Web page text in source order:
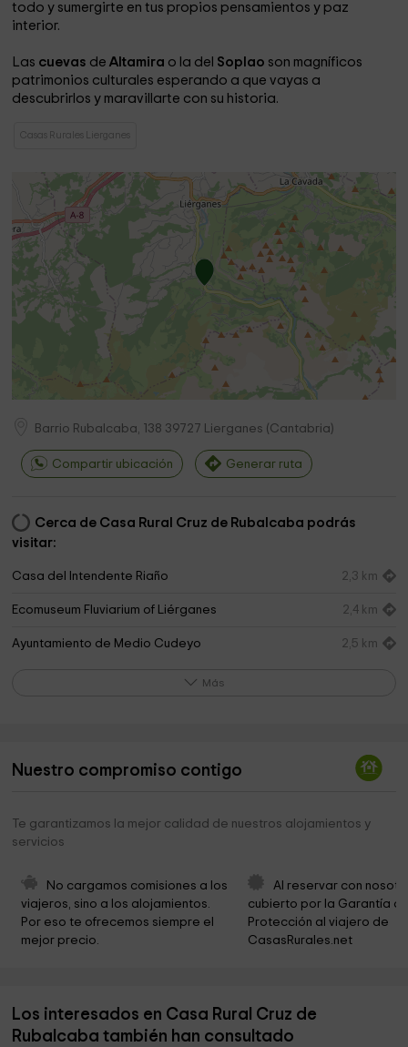
todo y sumergirte en tus propios pensamientos y paz
interior.
Las cuevas deAltamira o la del Soplao son magníficos
patrimonios culturales esperando a que vayas a
descubrirlos y maravillarte con su historia.
Casas Rurales Lierganes
Barrio Rubalcaba, 138 39727 Lierganes (Cantabria)
Compartir ubicación Generar ruta
Cerca de Casa Rural Cruz de Rubalcaba podrás
visitar:
Casa del Intendente Riaño 2,3 km
Ecomuseum Fluviarium of Liérganes 2,4 km
Ayuntamiento de Medio Cudeyo 2,5 km
Cruz de Fco. Cubría 4,7 km
Museo Palacio de Elsedo
Ayuntamiento de Miera
Museo de Miera
Iglesia de Santa María de la Asunción 5,9 km
Parque De La Covachona
Más
Nuestro compromiso contigo
Te garantizamos la mejor calidad de nuestros alojamientos y
servicios
No cargamos comisiones a los
viajeros, sino a los alojamientos.
Por eso te ofrecemos siempre el
mejor precio.
Al reservar con
cubierto por la Garantía
Protección al viajero de
CasasRurales.net
Los interesados en Casa Rural Cruz de
Rubalcaba también han consultado